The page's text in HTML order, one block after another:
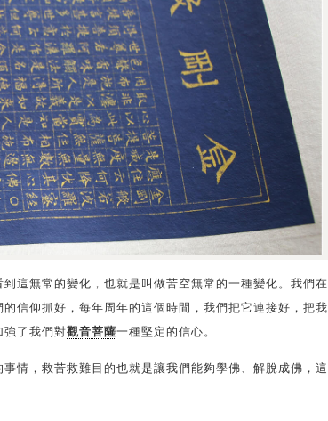
這無常的變化，也就是叫做苦空無常的一種變化。我們在
信仰抓好，每年周年的這個時間，我們把它連接好，把我
強了我們對觀音菩薩一種堅定的信心。
情，救苦救難目的也就是讓我們能夠學佛、解脫成佛，這